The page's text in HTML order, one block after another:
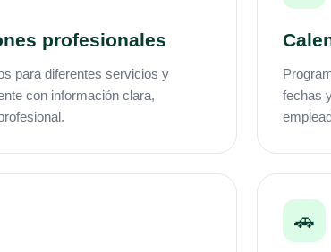
profesionales
para diferentes servicios y
con información clara,
fechas
🚗